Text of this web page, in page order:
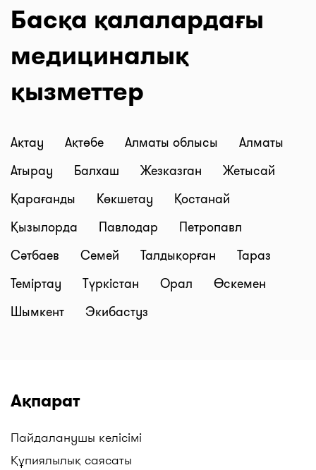
Басқа қалалардағы
медициналық
қызметтер
Ақтау Ақтөбе Алматы облысы
Алматы
Атырау
Балхаш Жезказган
Жетысай
Қарағанды
Көкшетау
Қостанай
Қызылорда
Павлодар
Петропавл
Сәтбаев
Семей Талдықорған
Тараз
Теміртау
Түркістан Орал
Өскемен
Шымкент
Экибастуз
Ақпарат
Пайдаланушы келісімі
Құпиялылық саясаты